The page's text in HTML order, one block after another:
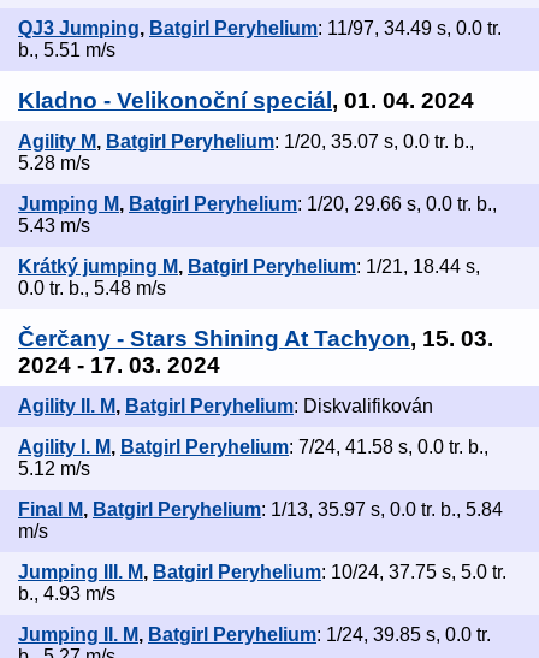
QJ3 Jumping, Batgirl Peryhelium: 11/97, 34.49 s, 0.0 tr.
b., 5.51 m/s
Kladno - Velikonoční speciál , 01. 04. 2024
Agility M, Batgirl Peryhelium: 1/20, 35.07 s, 0.0 tr. b.,
5.28 m/s
Jumping M, Batgirl Peryhelium: 1/20, 29.66 s, 0.0 tr. b.,
5.43 m/s
Krátký jumping M, Batgirl Peryhelium: 1/21, 18.44 s,
0.0 tr. b., 5.48 m/s
Čerčany - Stars Shining At Tachyon, 15. 03.
2024 - 17. 03. 2024
Agility II. M, Batgirl Peryhelium: Diskvalifikován
Agility I. M, Batgirl Peryhelium: 7/24, 41.58 s, 0.0 tr. b.,
5.12 m/s
Final M, Batgirl Peryhelium: 1/13, 35.97 s, 0.0 tr. b., 5.84
m/s
Jumping III. M, Batgirl Peryhelium: 10/24, 37.75 s, 5.0 tr.
b., 4.93 m/s
Jumping II. M, Batgirl Peryhelium: 1/24, 39.85 s, 0.0 tr.